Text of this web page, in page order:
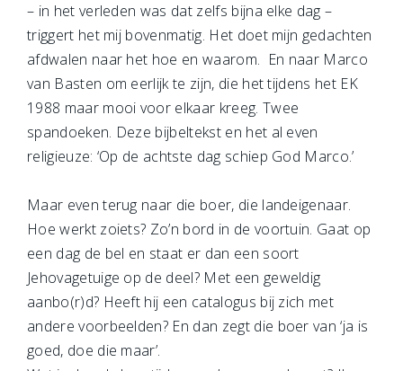
– in het verleden was dat zelfs bijna elke dag –
triggert het mij bovenmatig. Het doet mijn gedachten
afdwalen naar het hoe en waarom. En naar Marco
van Basten om eerlijk te zijn, die het tijdens het EK
1988 maar mooi voor elkaar kreeg. Twee
spandoeken. Deze bijbeltekst en het al even
religieuze: ‘Op de achtste dag schiep God Marco.’
Maar even terug naar die boer, die landeigenaar.
Hoe werkt zoiets? Zo’n bord in de voortuin. Gaat op
een dag de bel en staat er dan een soort
Jehovagetuige op de deel? Met een geweldig
aanbo(r)d? Heeft hij een catalogus bij zich met
andere voorbeelden? En dan zegt die boer van ‘ja is
goed, doe die maar’.